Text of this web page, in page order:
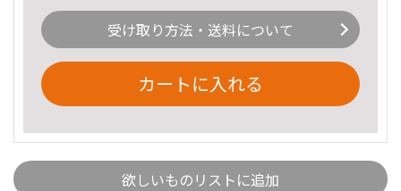
受け取り方法・送料について
カートに入れる
欲しいものリストに追加